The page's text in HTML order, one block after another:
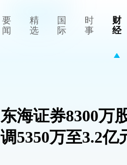
要
闻
精
选
国
际
时
事
财
经
东海证券8300万
调5350万至3.2亿